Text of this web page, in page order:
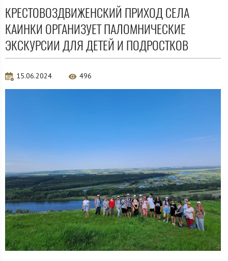
КРЕСТОВОЗДВИЖЕНСКИЙ ПРИХОД СЕЛА
КАИНКИ ОРГАНИЗУЕТ ПАЛОМНИЧЕСКИЕ
ЭКСКУРСИИ ДЛЯ ДЕТЕЙ И ПОДРОСТКОВ
15.06.2024 496